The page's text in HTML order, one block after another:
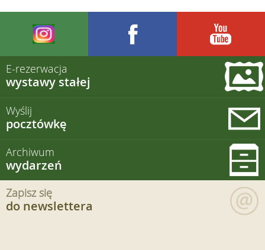
E-rezerwacja
wystawy stałej
Wyślij
pocztówkę
Archiwum
wydarzeń
Zapisz się
do newslettera